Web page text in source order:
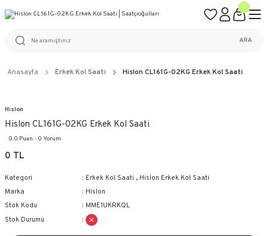
%100 ORİJİNAL ÜRÜN GARANTİSİ
ARA
Anasayfa Erkek Kol Saati Hislon CL161G-02KG Erkek Kol Saati
Hislon
Hislon CL161G-02KG Erkek Kol Saati
0.0 Puan - 0 Yorum
0 TL
Kategori Erkek Kol Saati , Hislon Erkek Kol Saati
Marka
Hislon
Stok Kodu
MME1UKRKQL
Stok Durumu